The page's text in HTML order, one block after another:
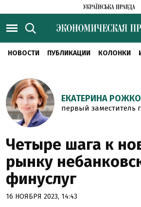
НОВОСТИ ПУБЛИКАЦИИ КОЛОНКИ
ЕКАТЕРИНА
первый заместитель
Четыре шага к
рынку
финуслуг
16 НОЯБРЯ 2023, 14:43